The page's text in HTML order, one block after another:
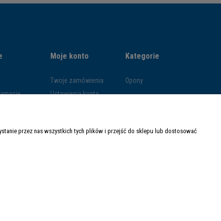
dostawy
Moje konto
Twoje zamówienia
Ustawienia konta
Kategorie
Opony
przez nas wszystkich tych plików i przejść do sklepu lub dostosować